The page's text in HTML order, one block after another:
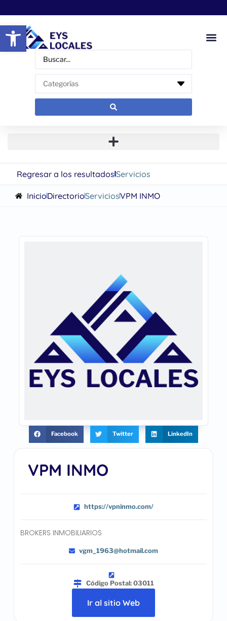
Abrir barra de herramientas
Regresar a los resultadosServicios
InicioDirectorioServiciosVPM INMO
VPM INMO
https://vpninmo.com/
BROKERS INMOBILIARIOS
vgm_1963@hotmail.com
Código Postal: 03011
Ir al sitio Web
Facebook Twitter LinkedIn